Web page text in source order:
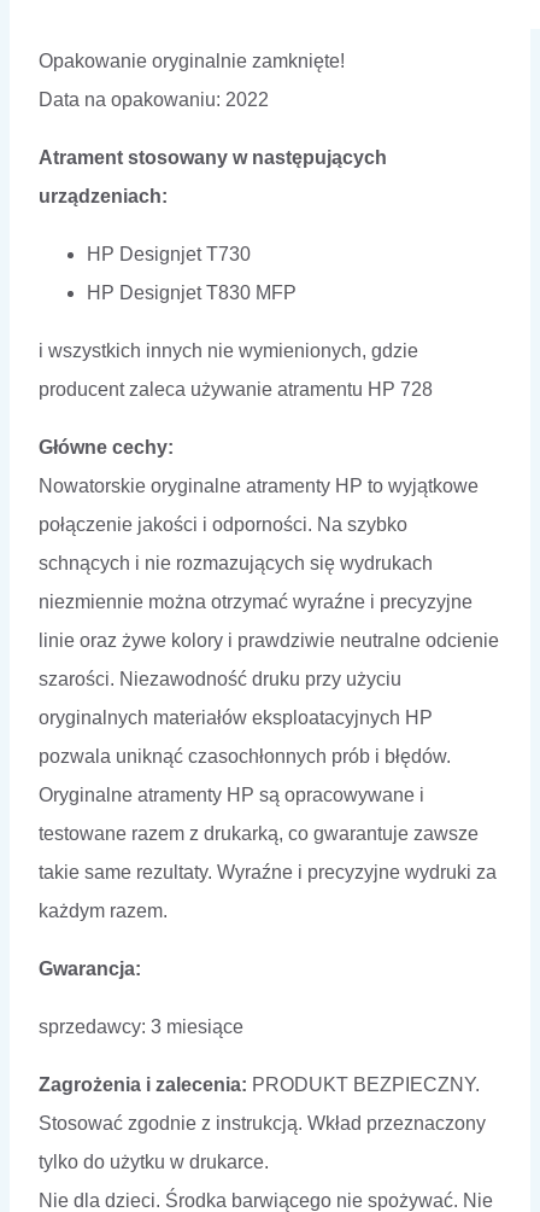
Opakowanie oryginalnie zamknięte!
Data na opakowaniu: 2022
Atrament stosowany w następujących
urządzeniach:
HP Designjet T730
HP Designjet T830 MFP
i wszystkich innych nie wymienionych, gdzie
producent zaleca używanie atramentu HP 728
Główne cechy:
Nowatorskie oryginalne atramenty HP to wyjątkowe
połączenie jakości i odporności. Na szybko
schnących i nie rozmazujących się wydrukach
niezmiennie można otrzymać wyraźne i precyzyjne
linie oraz żywe kolory i prawdziwie neutralne odcienie
szarości. Niezawodność druku przy użyciu
oryginalnych materiałów eksploatacyjnych HP
pozwala uniknąć czasochłonnych prób i błędów.
Oryginalne atramenty HP są opracowywane i
testowane razem z drukarką, co gwarantuje zawsze
takie same rezultaty. Wyraźne i precyzyjne wydruki za
każdym razem.
Gwarancja:
sprzedawcy: 3 miesiące
Zagrożenia i zalecenia: PRODUKT BEZPIECZNY.
Stosować zgodnie z instrukcją. Wkład przeznaczony
tylko do użytku w drukarce.
Nie dla dzieci. Środka barwiącego nie spożywać. Nie